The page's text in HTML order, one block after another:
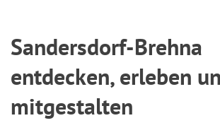
Sandersdorf-Brehna
entdecken, erleben
mitgestalten